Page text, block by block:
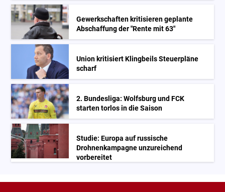
Gewerkschaften kritisieren geplante
Abschaffung der "Rente mit 63"
Union kritisiert Klingbeils Steuerpläne
scharf
2. Bundesliga: Wolfsburg und FCK
starten torlos in die Saison
Studie: Europa auf russische
Drohnenkampagne unzureichend
vorbereitet